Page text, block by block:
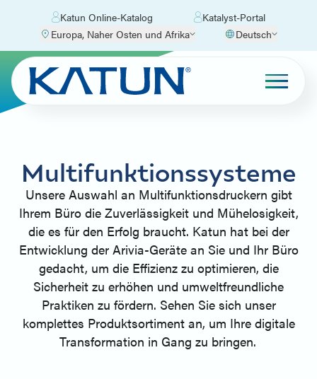
Katun Online-Katalog
Katalyst-Portal
Europa, Naher Osten und Afrika
Deutsch
Multifunktionssysteme
Unsere Auswahl an Multifunktionsdruckern gibt
Ihrem Büro die Zuverlässigkeit und Mühelosigkeit,
die es für den Erfolg braucht. Katun hat bei der
Entwicklung der Arivia-Geräte an Sie und Ihr Büro
gedacht, um die Effizienz zu optimieren, die
Sicherheit zu erhöhen und umweltfreundliche
Praktiken zu fördern. Sehen Sie sich unser
komplettes Produktsortiment an, um Ihre digitale
Transformation in Gang zu bringen.